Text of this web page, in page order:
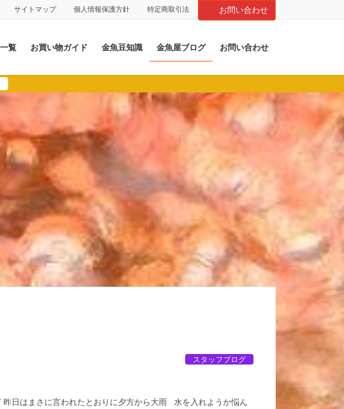
サイトマップ 個人情報保護方針 特定商取引法 お問い合わせ
覧 お買い物ガイド 金魚豆知識 金魚屋ブログ お問い合わせ
スタッフブログ
日はまさに言われたとおりに夕方から大雨 水を入れようか悩ん